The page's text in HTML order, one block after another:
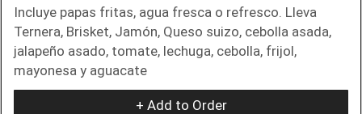
Incluye papas fritas, agua fresca o refresco. Lleva
Ternera, Brisket, Jamón, Queso suizo, cebolla asada,
jalapeño asado, tomate, lechuga, cebolla, frijol,
mayonesa y aguacate
+ Add to Order